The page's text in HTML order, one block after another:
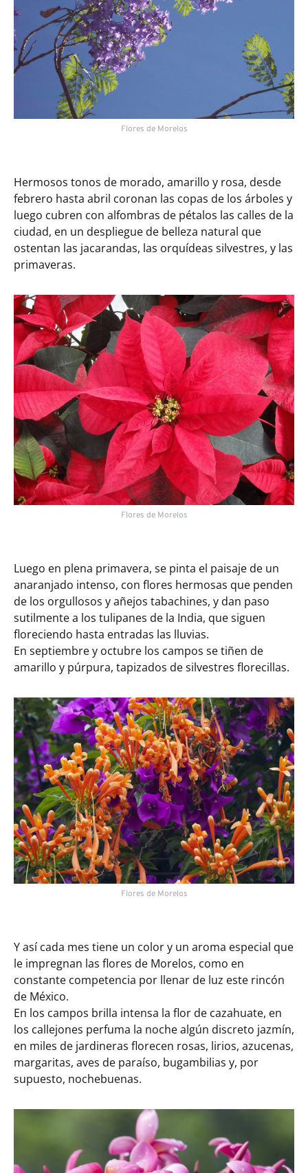
Flores de Morelos
Hermosos tonos de morado, amarillo y rosa, desde
febrero hasta abril coronan las copas de los árboles y
luego cubren con alfombras de pétalos las calles de la
ciudad, en un despliegue de belleza natural que
ostentan las jacarandas, las orquídeas silvestres, y las
primaveras.
Flores de Morelos
Luego en plena primavera, se pinta el paisaje de un
anaranjado intenso, con flores hermosas que penden
de los orgullosos y añejos tabachines, y dan paso
sutilmente a los tulipanes de la India, que siguen
floreciendo hasta entradas las lluvias.
En septiembre y octubre los campos se tiñen de
amarillo y púrpura, tapizados de silvestres florecillas.
Flores de Morelos
Y así cada mes tiene un color y un aroma especial que
le impregnan las flores de Morelos, como en
constante competencia por llenar de luz este rincón
de México.
En los campos brilla intensa la flor de cazahuate, en
los callejones perfuma la noche algún discreto jazmín,
en miles de jardineras florecen rosas, lirios, azucenas,
margaritas, aves de paraíso, bugambilias y, por
supuesto, nochebuenas.